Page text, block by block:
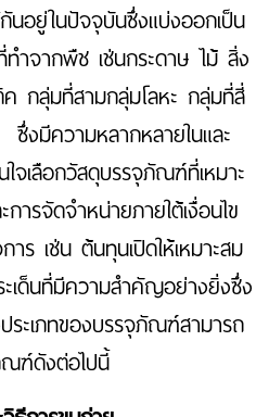
ยู่ในปัจจุบันซึ่งแบ่งออกเป็น
ำจากพืช เช่นกระดาษ ไม้ สิ่ง
กลุ่มที่สามกลุ่มโลหะ กลุ่มที่สี่
ซึ่งมีความหลากหลายในและ
เลือกวัสดุบรรจุภัณฑ์ที่เหมาะ
รจัดจำหน่ายภายใต้เงื่อนไข
ร เช่น ต้นทุนเปิดให้เหมาะสม
เด็นที่มีความสำคัญอย่างยิ่งซึ่ง
ระเภทของบรรจุภัณฑ์สามารถ
ณฑ์ดังต่อไปนี้